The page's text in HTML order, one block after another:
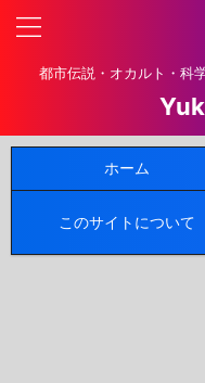
都市伝説・オカルト・科
ホーム
このサイトについて